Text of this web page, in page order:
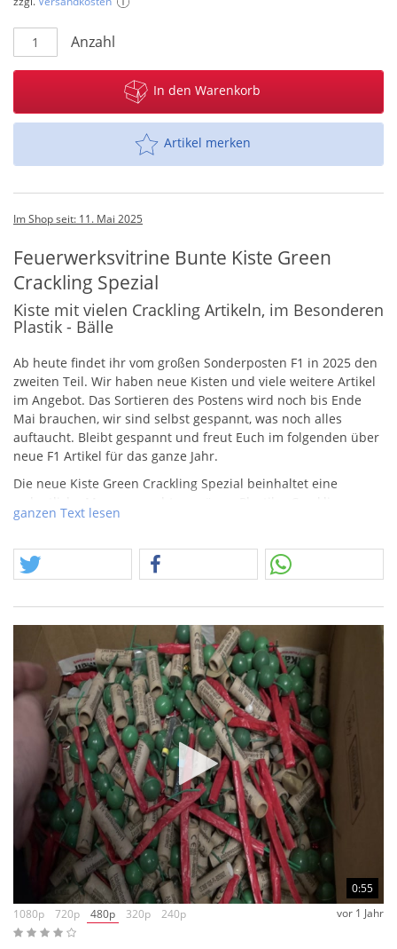
Anzahl
In den Warenkorb
Artikel merken
Im Shop seit: 11. Mai 2025
Feuerwerksvitrine Bunte Kiste Green
Crackling Spezial
Kiste mit vielen Crackling Artikeln, im Besonderen
Plastik - Bälle
Ab heute findet ihr vom großen Sonderposten F1 in 2025 den
zweiten Teil. Wir haben neue Kisten und viele weitere Artikel
im Angebot. Das Sortieren des Postens wird noch bis Ende
Mai brauchen, wir sind selbst gespannt, was noch alles
auftaucht. Bleibt gespannt und freut Euch im folgenden über
neue F1 Artikel für das ganze Jahr.
Die neue Kiste Green Crackling Spezial beinhaltet eine
Bällen und anderen Artikeln. Wir müssen aber leider vorweg
Trozdem sollte es noch besser funktionieren, als die neuen
Pappbälle. Der Pressling ist ohne Plastik und recht potent.
ganzen Text lesen
0:55
1080p
720p 480p 320p 240p vor 1 Jahr